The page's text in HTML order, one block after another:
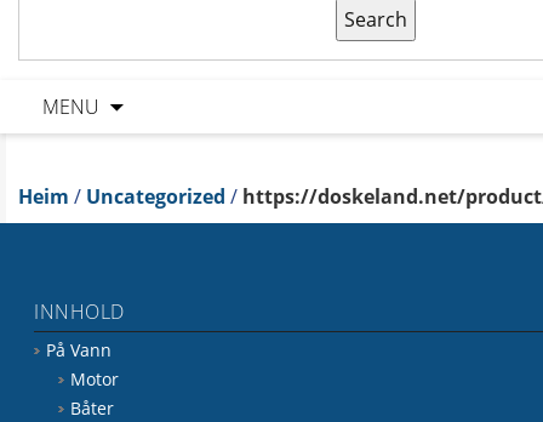
MENU
Heim / Uncategorized / https://doskeland.net/
INNHOLD
På Vann
Motor
Båter